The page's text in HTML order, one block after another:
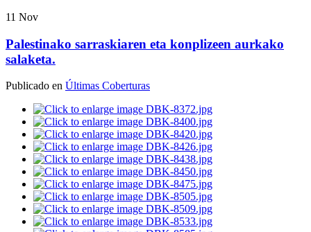
11 Nov
Palestinako sarraskiaren eta konplizeen aurkako
salaketa.
Publicado en Últimas Coberturas